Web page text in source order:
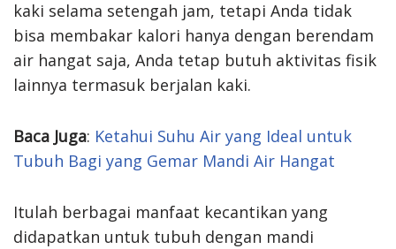
kaki selama setengah jam, tetapi Anda tidak
bisa membakar kalori hanya dengan berendam
air hangat saja, Anda tetap butuh aktivitas fisik
lainnya termasuk berjalan kaki.
Baca Juga: Ketahui Suhu Air yang Ideal untuk
Tubuh Bagi yang Gemar Mandi Air Hangat
Itulah berbagai manfaat kecantikan yang
didapatkan untuk tubuh dengan mandi